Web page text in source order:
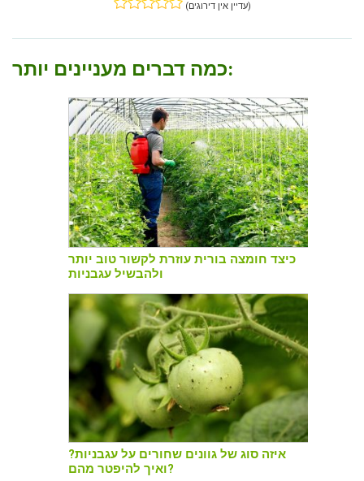
(עדיין אין דירוגים)
כמה דברים מעניינים יותר:
כיצד חומצה בורית עוזרת לקשור טוב יותר
ולהבשיל עגבניות
איזה סוג של גוונים שחורים על עגבניות?
ואיך להיפטר מהם?